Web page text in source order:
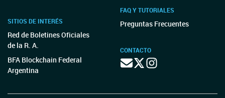
SITIOS DE INTERÉS
Red de Boletines Oficiales
de la R. A.
BFA Blockchain Federal
Argentina
FAQ Y TUTORIALES
Preguntas Frecuentes
CONTACTO